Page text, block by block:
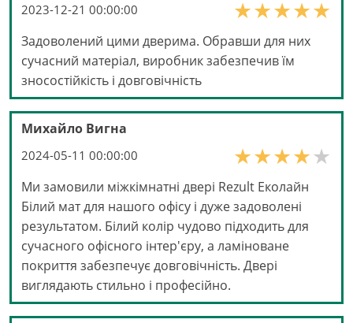
2023-12-21 00:00:00
Задоволений цими дверима. Обравши для них
сучасний матеріал, виробник забезпечив їм
зносостійкість і довговічність
Михайло Вигна
2024-05-11 00:00:00
Ми замовили міжкімнатні двері Rezult Еколайн
Білий мат для нашого офісу і дуже задоволені
результатом. Білий колір чудово підходить для
сучасного офісного інтер'єру, а ламіноване
покриття забезпечує довговічність. Двері
виглядають стильно і професійно.